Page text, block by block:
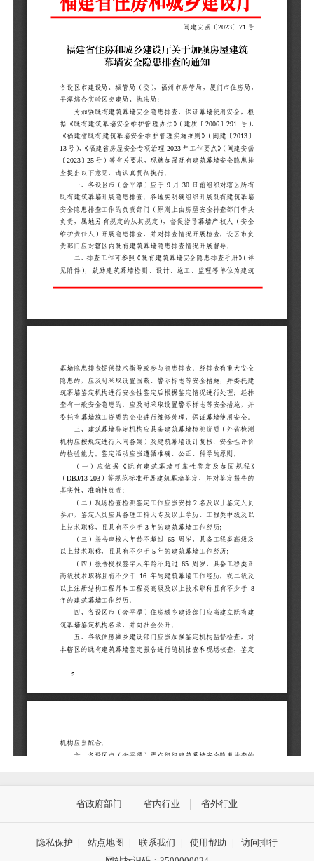
省政府部门 省内行业 省外行业
隐私保护 | 站点地图 | 联系我们 | 使用帮助 |
访问排行